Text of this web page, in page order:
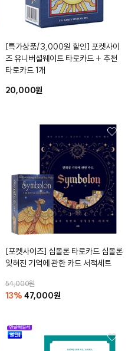
[특가상품/3,000원 할인] 포켓사이
즈 유니버셜웨이트 타로카드 + 추천
타로카드 1개
20,000원
[포켓사이즈] 심볼론 타로카드 심볼론
잊혀진 기억에 관한 카드 서적세트
54,000원
13% 47,000원